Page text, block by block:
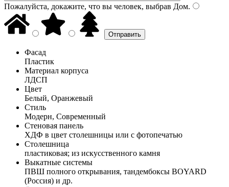
Пожалуйста, докажите, что вы человек, выбрав Дом.
Фасад
Пластик
Материал корпуса
ЛДСП
Цвет
Белый, Оранжевый
Стиль
Модерн, Современный
Стеновая панель
ХДФ в цвет столешницы или с фотопечатью
Столешница
пластиковая; из искусственного камня
Выкатные системы
ПВШ полного открывания, тандембоксы BOYARD
(Россия) и др.